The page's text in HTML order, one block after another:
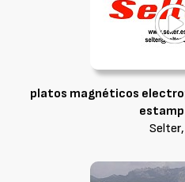
platos magnéticos
Selter,